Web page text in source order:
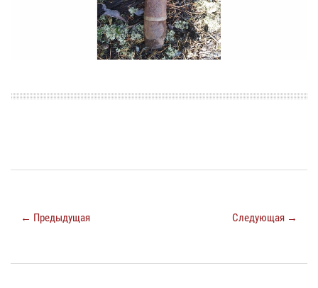
← Предыдущая Следующая →